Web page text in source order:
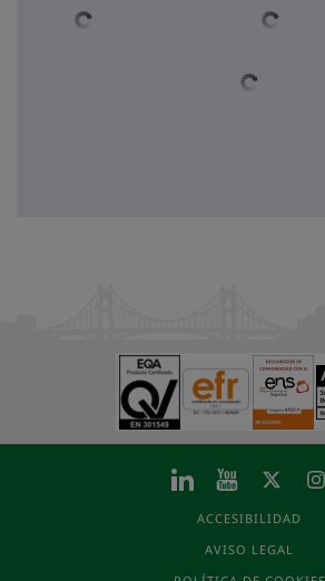
ACCESIBILIDAD
AVISO LEGAL